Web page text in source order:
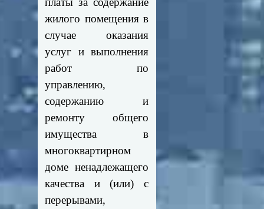
жилого помещения в
случае оказания
услуг и выполнения
работ по
управлению,
содержанию и
ремонту общего
имущества в
многоквартирном
доме ненадлежащего
качества и (или) с
перерывами,